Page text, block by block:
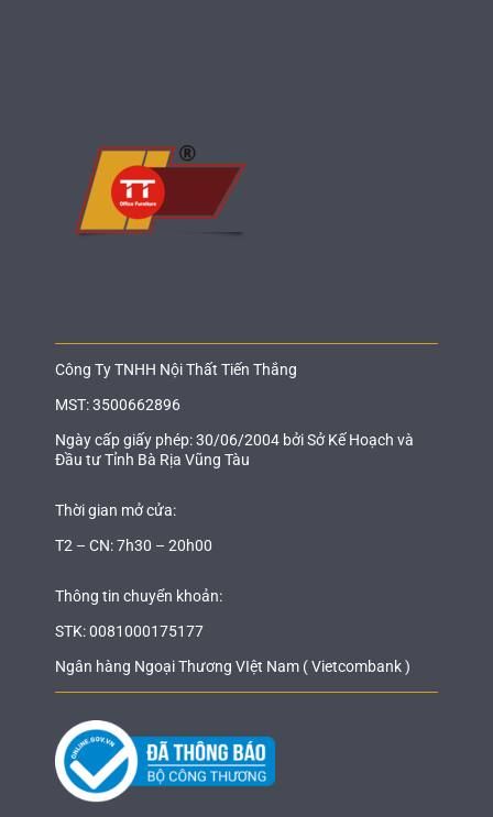
Công Ty TNHH Nội Thất Tiến Thắng
MST: 3500662896
Ngày cấp giấy phép: 30/06/2004 bởi Sở Kế Hoạch và
Đầu tư Tỉnh Bà Rịa Vũng Tàu
Thời gian mở cửa:
T2 – CN: 7h30 – 20h00
Thông tin chuyển khoản:
STK: 0081000175177
Ngân hàng Ngoại Thương VIệt Nam ( Vietcombank )